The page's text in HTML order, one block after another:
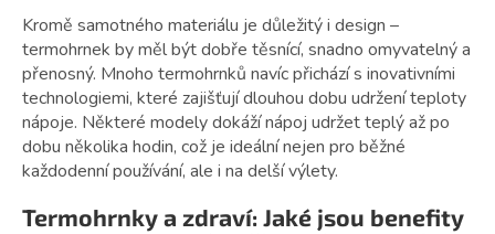
Kromě samotného materiálu je důležitý i design –
termohrnek by měl být dobře těsnící, snadno omyvatelný a
přenosný. Mnoho termohrnků navíc přichází s inovativními
technologiemi, které zajišťují dlouhou dobu udržení teploty
nápoje. Některé modely dokáží nápoj udržet teplý až po
dobu několika hodin, což je ideální nejen pro běžné
každodenní používání, ale i na delší výlety.
Termohrnky a zdraví: Jaké jsou benefity